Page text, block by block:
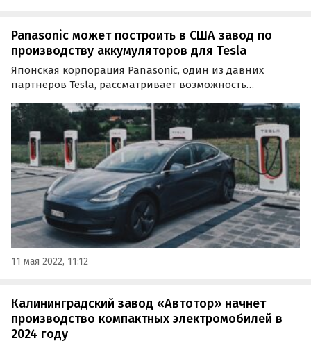
Panasonic может построить в США завод по
производству аккумуляторов для Tesla
Японская корпорация Panasonic, один из давних
партнеров Tesla, рассматривает возможность
аккумуляторов для электромобилей американского
бренда.
11 мая 2022, 11:12
Калининградский завод «Автотор» начнет
производство компактных электромобилей в
2024 году